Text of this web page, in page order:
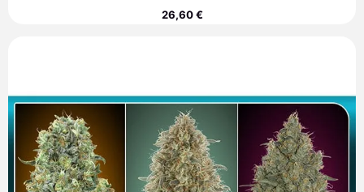
26,60€